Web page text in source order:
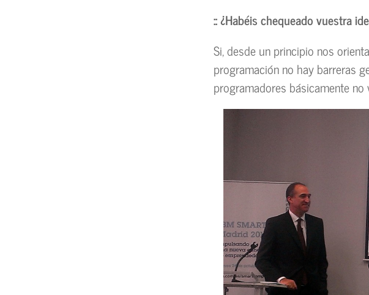
:: ¿Habéis chequeado vuestra
Si, desde un principio nos
programación no hay barreras
programadores básicamente